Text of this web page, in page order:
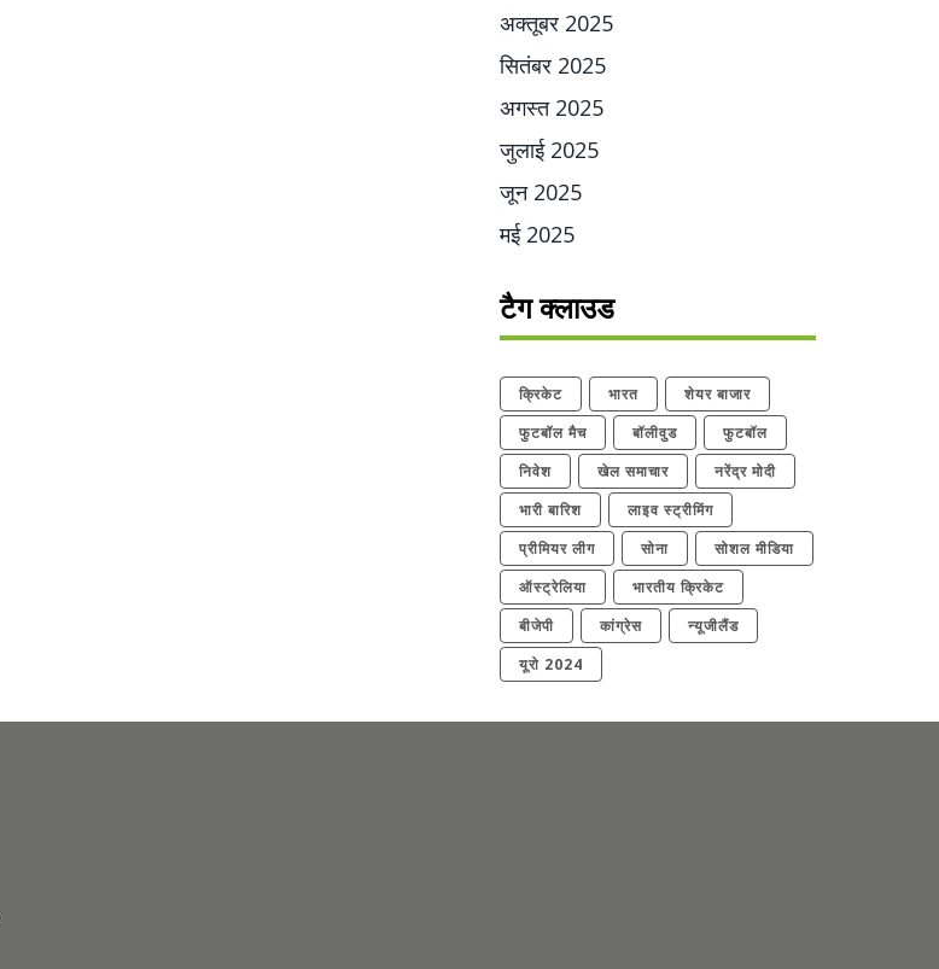
अक्तूबर 2025
सितंबर 2025
अगस्त 2025
जुलाई 2025
जून 2025
मई 2025
टैग क्लाउड
क्रिकेट भारत
शेयर बाजार
फुटबॉल मैच
बॉलीवुड
फुटबॉल
निवेश
खेल समाचार
नरेंद्र मोदी
भारी बारिश
लाइव स्ट्रीमिंग
प्रीमियर लीग
सोना
सोशल मीडिया
ऑस्ट्रेलिया
भारतीय क्रिकेट
बीजेपी
कांग्रेस
न्यूजीलैंड
यूरो 2024